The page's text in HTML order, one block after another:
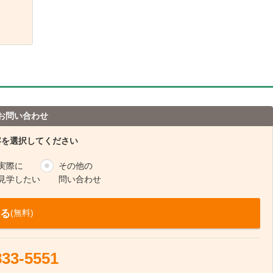
問い合わせ
選択してください
際に
学したい
その他の
問い合わせ
(無料)
5551